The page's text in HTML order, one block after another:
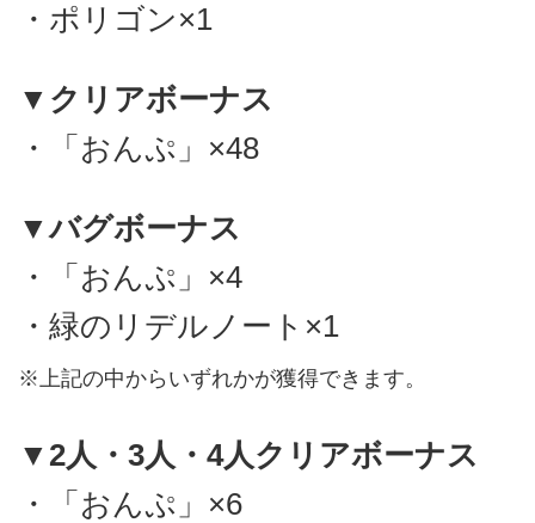
・ポリゴン×1
▼クリアボーナス
・「おんぷ」×48
▼バグボーナス
・「おんぷ」×4
・緑のリデルノート×1
※上記の中からいずれかが獲得できます。
▼2人・3人・4人クリアボーナス
・「おんぷ」×6